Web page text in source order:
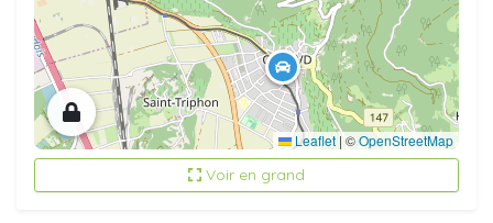
Leaflet | ©OpenStreetMap
Voir en grand